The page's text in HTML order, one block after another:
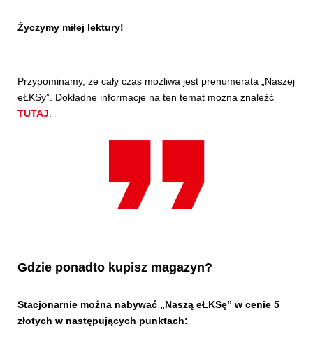
Życzymy miłej lektury!
Przypominamy, że cały czas możliwa jest prenumerata „Naszej
eŁKSy”. Dokładne informacje na ten temat można znaleźć
TUTAJ
Gdzie ponadto kupisz magazyn?
Stacjonarnie można nabywać „Naszą eŁKSę” w cenie 5
złotych w następujących punktach: